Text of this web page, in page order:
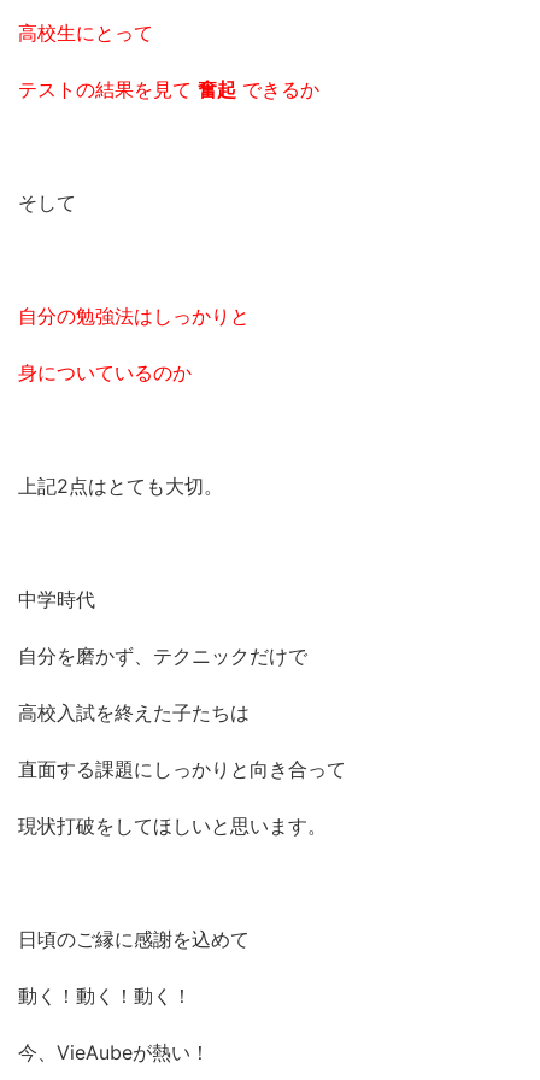
高校生にとって
テストの結果を見て 奮起 できるか
そして
自分の勉強法はしっかりと
身についているのか
上記2点はとても大切。
中学時代
自分を磨かず、テクニックだけで
高校入試を終えた子たちは
直面する課題にしっかりと向き合って
現状打破をしてほしいと思います。
日頃のご縁に感謝を込めて
動く！動く！動く！
今、VieAubeが熱い！